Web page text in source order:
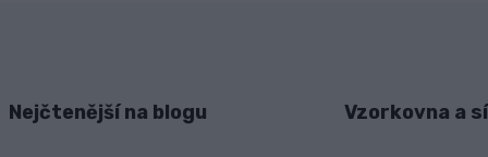
Nejčtenější na blogu Vzorkovna a